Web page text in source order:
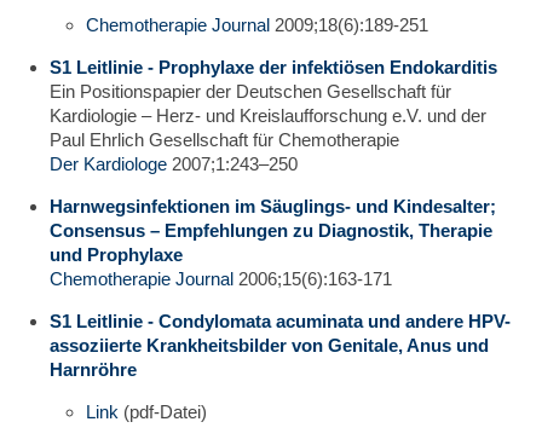
Chemotherapie Journal 2009;18(6):189-251
S1 Leitlinie - Prophylaxe der infektiösen Endokarditis
Ein Positionspapier der Deutschen Gesellschaft für
Kardiologie – Herz- und Kreislaufforschung e.V. und der
Paul Ehrlich Gesellschaft für Chemotherapie
Der Kardiologe 2007;1:243–250
Harnwegsinfektionen im Säuglings- und Kindesalter;
Consensus – Empfehlungen zu Diagnostik, Therapie
und Prophylaxe
Chemotherapie Journal 2006;15(6):163-171
S1 Leitlinie - Condylomata acuminata und andere HPV-
assoziierte Krankheitsbilder von Genitale, Anus und
Harnröhre
Link (pdf-Datei)